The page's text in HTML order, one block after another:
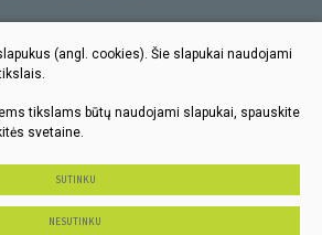
Informacija
Karjera
Privatumo politika
Visos teisės saugomos
(angl. cookies). Šie slapukai naudojami
tikslams būtų naudojami slapukai, spauskite
svetaine.
SUTINKU
NESUTINKU